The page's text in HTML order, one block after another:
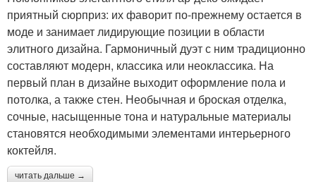
приятный сюрприз: их фаворит по-прежнему остается в
моде и занимает лидирующие позиции в области
элитного дизайна. Гармоничный дуэт с ним традиционно
составляют модерн, классика или неоклассика. На
первый план в дизайне выходит оформление пола и
потолка, а также стен. Необычная и броская отделка,
сочные, насыщенные тона и натуральные материалы
становятся необходимыми элементами интерьерного
коктейля.
читать дальше →